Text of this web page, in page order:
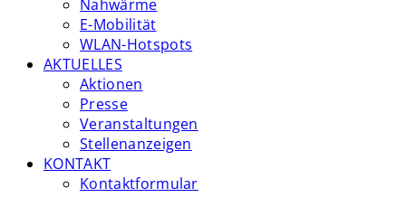
Nahwärme
E-Mobilität
WLAN-Hotspots
AKTUELLES
Aktionen
Presse
Veranstaltungen
Stellenanzeigen
KONTAKT
Kontaktformular